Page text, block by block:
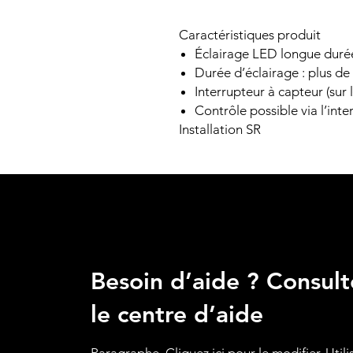
Caractéristiques produit
Éclairage LED longue
Durée d’éclairage : plus
Interrupteur à capteur
Contrôle possible via
Installation SR
Besoin d’aide ?
le centre d’aide